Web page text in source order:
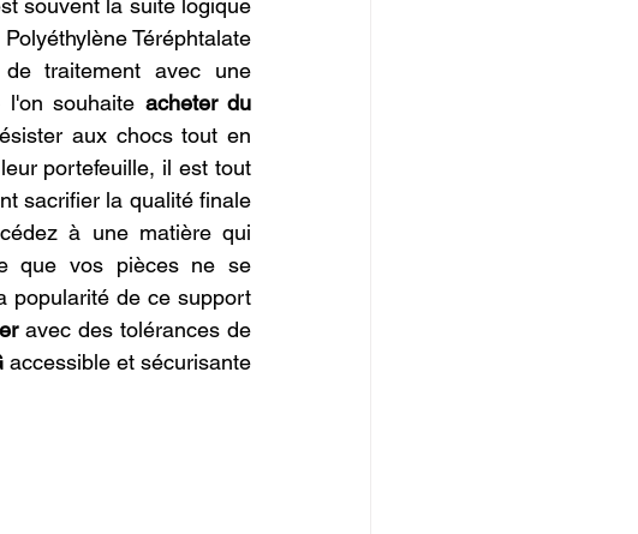
3D QUALIOPI
souvent la suite logique
Téréphtalate
traitement avec une
l'on souhaite acheter du
aux chocs tout en
portefeuille, il est tout
sacrifier la qualité finale
à une matière qui
que vos pièces ne se
popularité de ce support
avec des tolérances de
accessible et sécurisante